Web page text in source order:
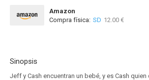
Amazon
Compra física: SD 12.00 €
Sinopsis
Jeff y Cash encuentran un bebé, y es Cash